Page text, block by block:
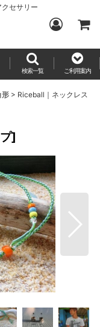
クセサリー
検索一覧 ご利用案内
形 > Riceball｜ネックレス
]